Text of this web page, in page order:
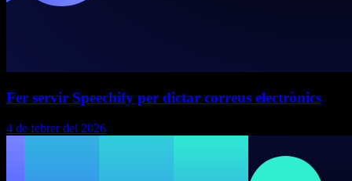
Fer servir Speechify per dictar correus electrònics
4 de febrer del 2026